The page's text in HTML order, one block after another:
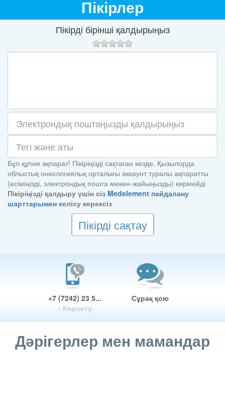
Пікірлер
Пікірді бірінші қалдырыңыз
Бұл құпия ақпарат! Пікіріңізді сақтаған кезде, Қызылорда
облыстық онкологиялық орталығы аккаунт туралы ақпаратты
(есіміңізді, электрондық пошта мекен-жайыңызды) көрмейді
Пікіріңізді қалдыру үшін сіз Medelement пайдалану
шарттарымен келісу керексіз
Пікірді сақтау
+7 (7242) 23 5...
- Көрсету
Сұрақ қою
Дәрігерлер мен мамандар